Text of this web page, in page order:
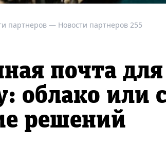
партнеров — Новости партнеров 255
почта
облако или
решений